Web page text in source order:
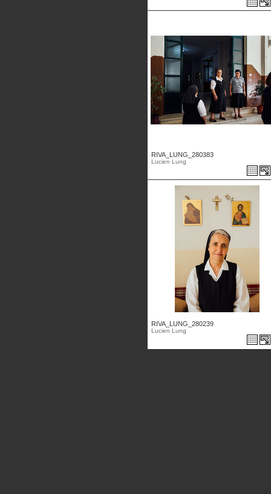
RIVA_LUNG_280383
Lucien Lung
RIVA_LUNG_280239
Lucien Lung